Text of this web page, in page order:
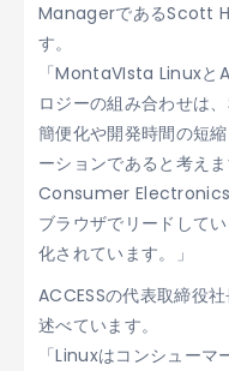
ManagerであるScott
す。
「MontaVIsta Linuxと
ロジーの組み合わせは
簡便化や開発時間の短
ーションであると考え
Consumer Electronics
ブラウザでリードして
化されています。」
ACCESSの代表取締役
述べています。
「Linuxはコンシュー